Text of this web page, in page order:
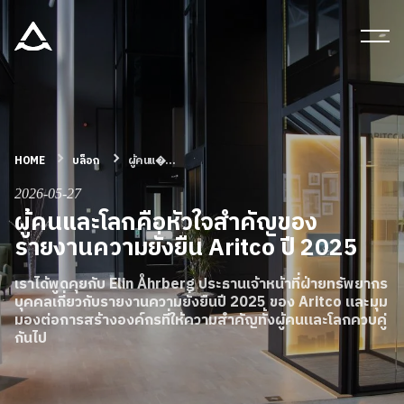
เครื่องมือและเอกสาร
เกี่ยวกับ ARITCO
สําหรับมืออาชีพ
สั่งซื้อ Digital HomeKit
HOME บล็อก ผู้คนแ�...
2026-05-27
ผู้คนและโลกคือหัวใจสำคัญของ
รายงานความยั่งยืน Aritco ปี 2025
เราได้พูดคุยกับ Elin Åhrberg ประธานเจ้าหน้าที่ฝ่ายทรัพยากร
บุคคลเกี่ยวกับรายงานความยั่งยืนปี 2025 ของ Aritco และมุม
มองต่อการสร้างองค์กรที่ให้ความสำคัญทั้งผู้คนและโลกควบคู่
กันไป